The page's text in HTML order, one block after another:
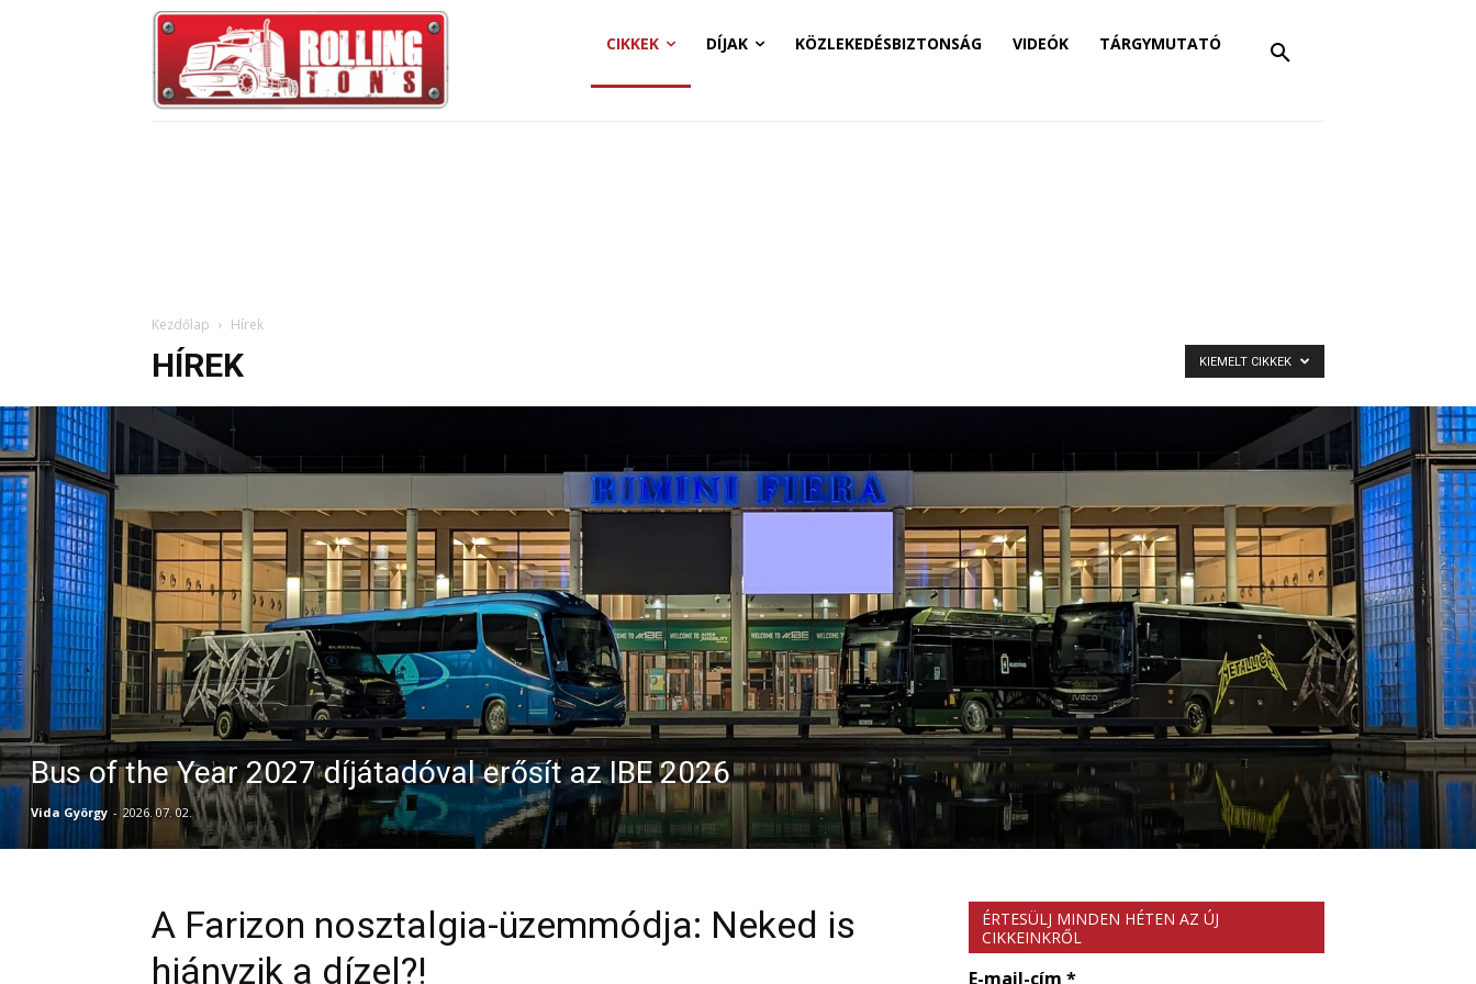
CIKKEK DÍJAK KÖZLEKEDÉSBIZTONSÁG VIDEÓK TÁRGYMUTATÓ
Kezdőlap Hírek
HÍREK KIEMELT CIKKEK
Bus of the Year 2027 díjátadóval erősít az IBE 2026
Vida György - 2026. 07. 02.
A Farizon nosztalgia-üzemmódja: Neked is
hiányzik a dízel?!
ÉRTESÜLJ MINDEN HÉTEN AZ ÚJ
CIKKEINKRŐL
E-mail-cím *